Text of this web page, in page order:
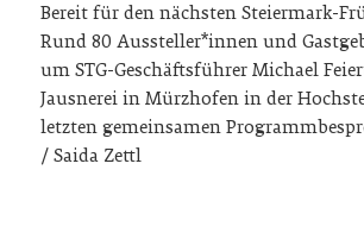
Bereit für den nächsten Steiermark-
Rund 80 Aussteller*innen und
um STG-Geschäftsführer Michael
Jausnerei in Mürzhofen in der
letzten gemeinsamen
/ Saida Zettl